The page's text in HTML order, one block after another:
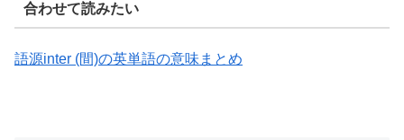
合わせて読みたい
語源inter (間)の英単語の意味まとめ